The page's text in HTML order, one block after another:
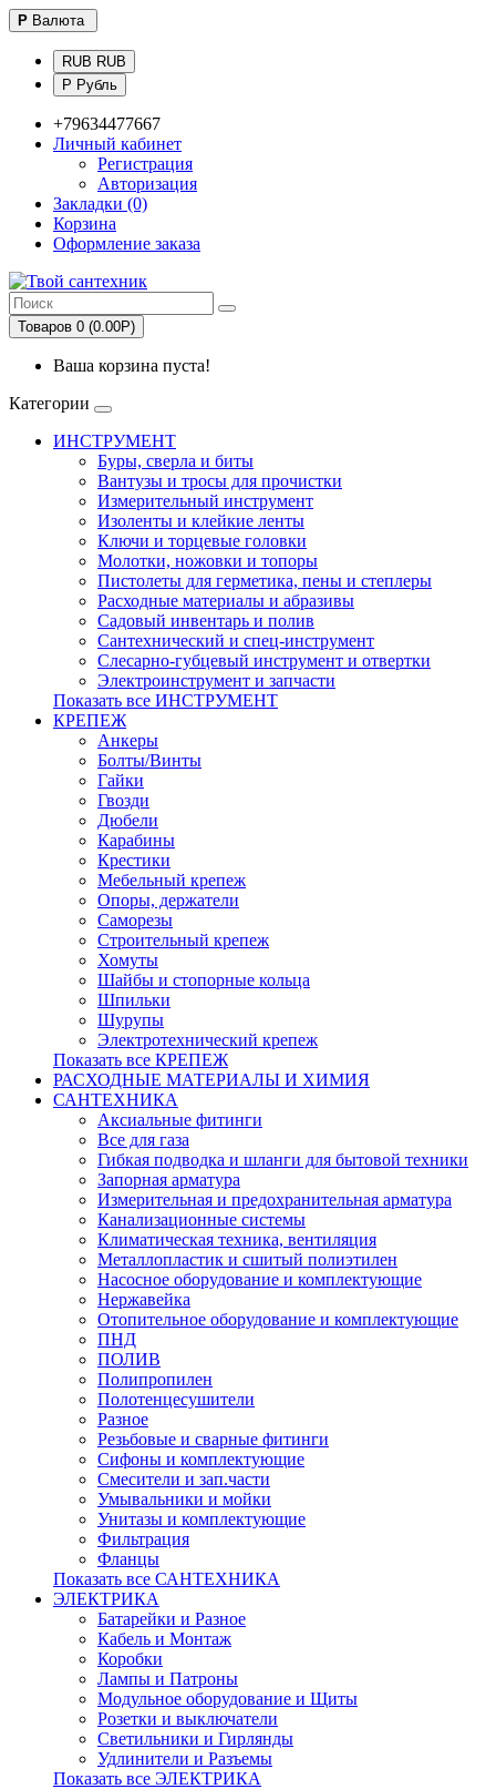
Р Валюта
RUB RUB
Р Рубль
+79634477667
Личный кабинет
Регистрация
Авторизация
Закладки (0)
Корзина
Оформление заказа
Товаров 0 (0.00Р)
Ваша корзина пуста!
Категории
ИНСТРУМЕНТ
Буры, сверла и биты
Вантузы и тросы для прочистки
Измерительный инструмент
Изоленты и клейкие ленты
Ключи и торцевые головки
Молотки, ножовки и топоры
Пистолеты для герметика, пены и степлеры
Расходные материалы и абразивы
Садовый инвентарь и полив
Сантехнический и спец-инструмент
Слесарно-губцевый инструмент и отвертки
Электроинструмент и запчасти
Показать все ИНСТРУМЕНТ
КРЕПЕЖ
Анкеры
Болты/Винты
Гайки
Гвозди
Дюбели
Карабины
Крестики
Мебельный крепеж
Опоры, держатели
Саморезы
Строительный крепеж
Хомуты
Шайбы и стопорные кольца
Шпильки
Шурупы
Электротехнический крепеж
Показать все КРЕПЕЖ
РАСХОДНЫЕ МАТЕРИАЛЫ И ХИМИЯ
САНТЕХНИКА
Аксиальные фитинги
Все для газа
Гибкая подводка и шланги для бытовой техники
Запорная арматура
Измерительная и предохранительная арматура
Канализационные системы
Климатическая техника, вентиляция
Металлопластик и сшитый полиэтилен
Насосное оборудование и комплектующие
Нержавейка
Отопительное оборудование и комплектующие
ПНД
ПОЛИВ
Полипропилен
Полотенцесушители
Разное
Резьбовые и сварные фитинги
Сифоны и комплектующие
Смесители и зап.части
Умывальники и мойки
Унитазы и комплектующие
Фильтрация
Фланцы
Показать все САНТЕХНИКА
ЭЛЕКТРИКА
Батарейки и Разное
Кабель и Монтаж
Коробки
Лампы и Патроны
Модульное оборудование и Щиты
Розетки и выключатели
Светильники и Гирлянды
Удлинители и Разъемы
Показать все ЭЛЕКТРИКА